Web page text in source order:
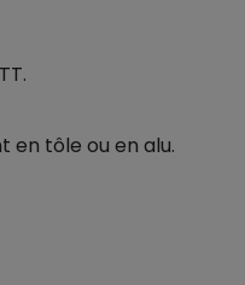
en tôle ou en alu.